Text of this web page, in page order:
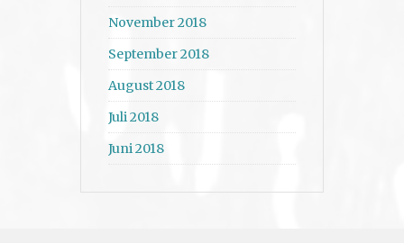
November 2018
September 2018
August 2018
Juli 2018
Juni 2018